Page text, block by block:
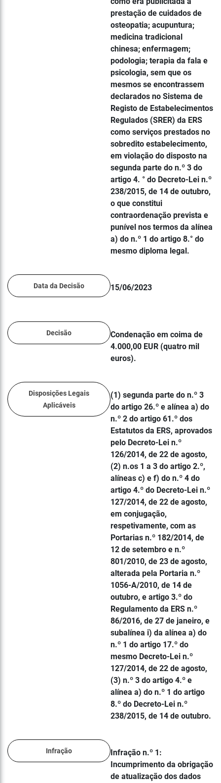
prestação de cuidados de
osteopatia; acupuntura;
medicina tradicional
chinesa; enfermagem;
podologia; terapia da fala e
psicologia, sem que os
mesmos se encontrassem
declarados no Sistema de
Registo de Estabelecimentos
Regulados (SRER) da ERS
como serviços prestados no
sobredito estabelecimento,
em violação do disposto na
segunda parte do n.º 3 do
artigo 4. ° do Decreto-Lei n.º
238/2015, de 14 de outubro,
o que constitui
contraordenação prevista e
punível nos termos da alínea
a) do n.º 1 do artigo 8.° do
mesmo diploma legal.
Data da Decisão 15/06/2023
Decisão
Condenação em coima de
4.000,00 EUR (quatro mil
euros).
Disposições Legais
Aplicáveis
(1) segunda parte do n.º 3
do artigo 26.º e alínea a) do
n.º 2 do artigo 61.º dos
Estatutos da ERS, aprovados
pelo Decreto-Lei n.º
126/2014, de 22 de agosto,
(2) n.os 1 a 3 do artigo 2.º,
alíneas c) e f) do n.º 4 do
artigo 4.º do Decreto-Lei n.º
127/2014, de 22 de agosto,
em conjugação,
respetivamente, com as
Portarias n.º 182/2014, de
12 de setembro e n.º
801/2010, de 23 de agosto,
alterada pela Portaria n.º
1056-A/2010, de 14 de
outubro, e artigo 3.º do
Regulamento da ERS n.º
86/2016, de 27 de janeiro, e
subalínea i) da alínea a) do
n.º 1 do artigo 17.º do
mesmo Decreto-Lei n.º
127/2014, de 22 de agosto,
(3) n.º 3 do artigo 4.º e
alínea a) do n.º 1 do artigo
8.º do Decreto-Lei n.º
238/2015, de 14 de outubro.
Infração
Infração n.º 1:
Incumprimento da obrigação
de atualização dos dados